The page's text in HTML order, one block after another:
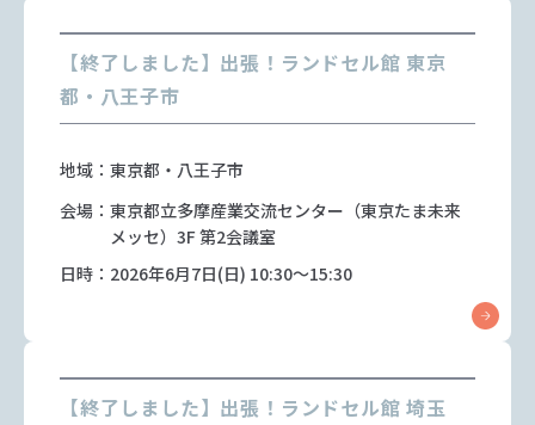
【終了しました】出張！ランドセル館 東京
都・八王子市
地域：東京都・八王子市
会場：東京都立多摩産業交流センター（東京たま未来
メッセ）3F 第2会議室
日時：2026年6月7日(日) 10:30～15:30
【終了しました】出張！ランドセル館 埼玉